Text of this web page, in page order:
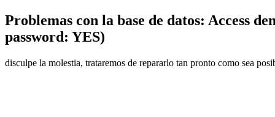
Problemas con la base de datos: Access
password: YES)
disculpe la molestia, trataremos de repararlo tan pronto como sea